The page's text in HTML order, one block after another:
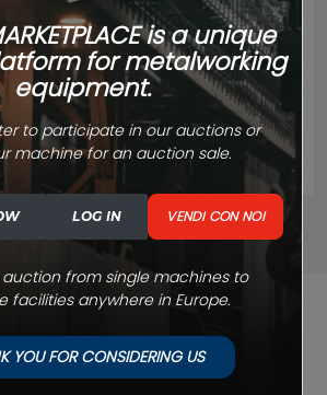
Verticale KOVOSVIT MAS, a.s. MCV...
FARE UN'OFFERTA
L'ASTA INIZIA A:
OF AUCTIONS
is a unique
for metalworking
equipment.
to participate in our auctions or
machine for an auction sale.
LOG IN VENDI CON NOI
auction from single machines to
facilities anywhere in Europe.
YOU FOR CONSIDERING US